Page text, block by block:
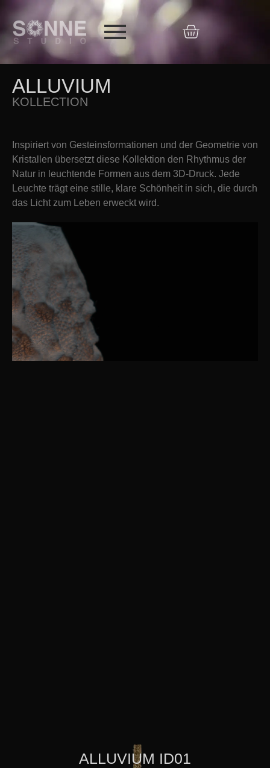
ALLUVIUM
KOLLECTION
Inspiriert von Gesteinsformationen und der Geometrie von
Kristallen übersetzt diese Kollektion den Rhythmus der
Natur in leuchtende Formen aus dem 3D-Druck. Jede
Leuchte trägt eine stille, klare Schönheit in sich, die durch
das Licht zum Leben erweckt wird.
ALLUVIUM ID01